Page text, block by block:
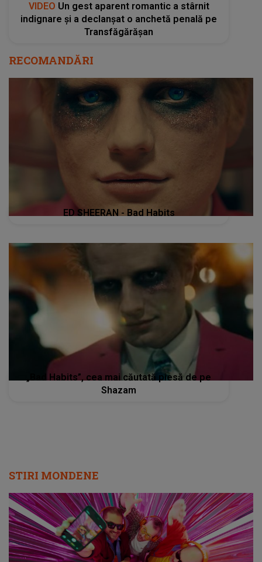
VIDEO Un gest aparent romantic a stârnit
indignare și a declanșat o anchetă penală pe
Transfăgărășan
RECOMANDĂRI
ED SHEERAN - Bad Habits
„Bad Habits”, cea mai căutată piesă de pe
Shazam
STIRI MONDENE